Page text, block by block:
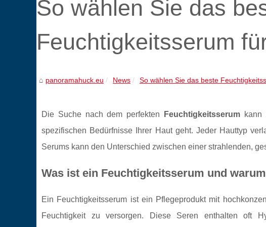
So wählen Sie das
Feuchtigkeitsserum
panoramahuck.eu News So wählen Sie das beste
Die Suche nach dem perfekten Feuchtigkeitsserumkann
spezifischen Bedürfnisse Ihrer Haut geht. Jeder Hauttyp
Serums kann den Unterschied zwischen einer strahlenden,
Was ist ein Feuchtigkeitsserum und
Ein Feuchtigkeitsserum ist ein Pflegeprodukt mit
Feuchtigkeit zu versorgen. Diese Seren enthalten oft